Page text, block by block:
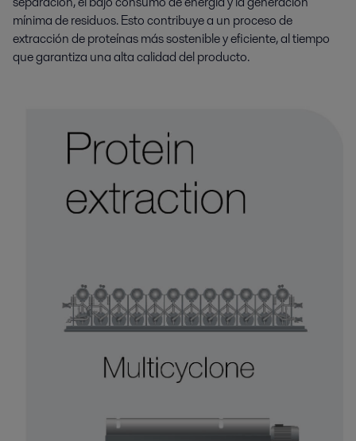
mínima de residuos. Esto contribuye a un proceso de
extracción de proteínas más sostenible y eficiente, al tiempo
que garantiza una alta calidad del producto.